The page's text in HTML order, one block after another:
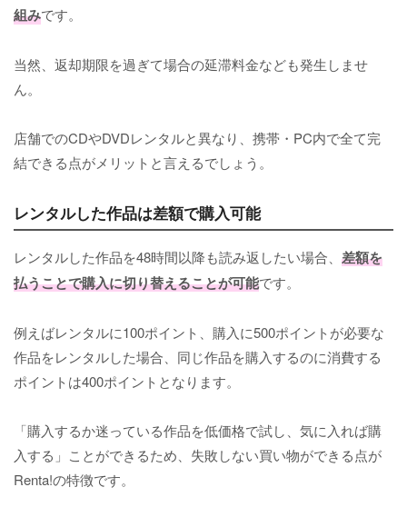
組みです。
当然、返却期限を過ぎて場合の延滞料金なども発生しませ
ん。
店舗でのCDやDVDレンタルと異なり、携帯・PC内で全て完
結できる点がメリットと言えるでしょう。
レンタルした作品は差額で購入可能
レンタルした作品を48時間以降も読み返したい場合、 差額を
払うことで購入に切り替えることが可能です。
例えばレンタルに100ポイント、購入に500ポイントが必要な
作品をレンタルした場合、同じ作品を購入するのに消費する
ポイントは400ポイントとなります。
「購入するか迷っている作品を低価格で試し、気に入れば購
入する」ことができるため、失敗しない買い物ができる点が
Renta!の特徴です。